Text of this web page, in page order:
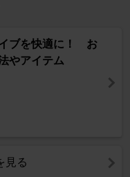
ブを快適に！ お
やアイテム
見る